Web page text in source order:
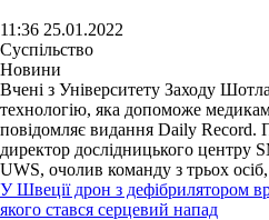
11:36 25.01.2022
Суспільство
Новини
Вчені з Університету Заходу
технологію, яка допоможе
повідомляє видання Daily Record.
директор дослідницького центру
UWS, очолив команду з трьох осіб,
У Швеції дрон з дефібрилятором
якого стався серцевий напад